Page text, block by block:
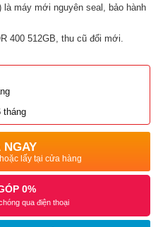
là máy mới nguyên seal, bảo hành
400 512GB, thu cũ đổi mới.
tháng
NGAY
lấy tại cửa hàng
0%
qua điện thoại